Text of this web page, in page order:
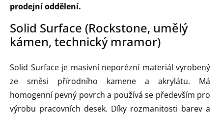
prodejní oddělení.
Solid Surface (Rockstone, umělý
kámen, technický mramor)
Solid Surface je masivní neporézní materiál vyrobený
ze směsi přírodního kamene a akrylátu. Má
homogenní pevný povrch a používá se především pro
výrobu pracovních desek. Díky rozmanitosti barev a